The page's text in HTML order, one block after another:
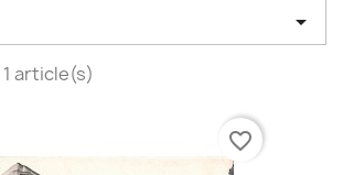

article(s)
favorite_border